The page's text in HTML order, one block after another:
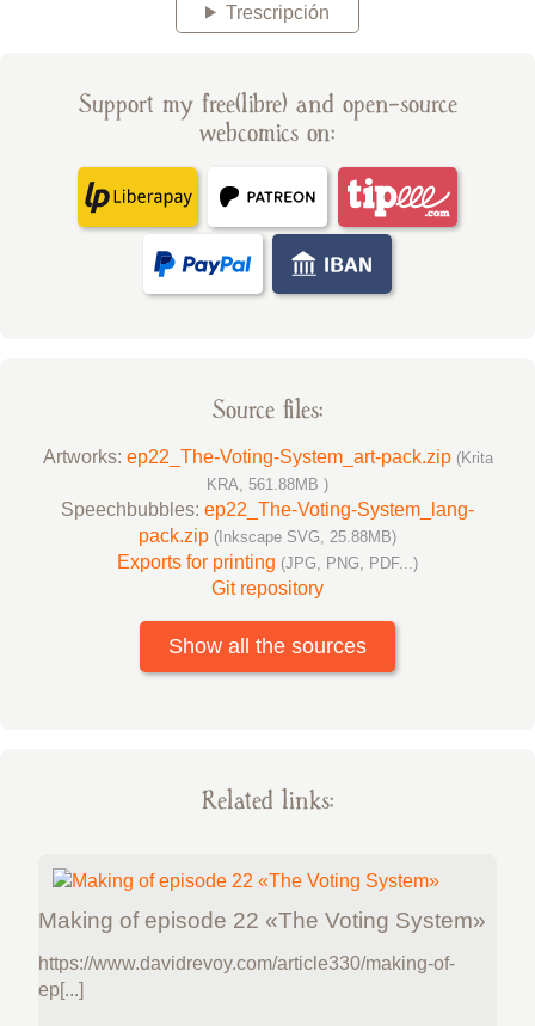
Trescripción
Support my free(libre) and open-source
webcomics on:
Source files:
Artworks: ep22_The-Voting-System_art-pack.zip (Krita
KRA, 561.88MB )
Speechbubbles: ep22_The-Voting-System_lang-
pack.zip (Inkscape SVG, 25.88MB)
Exports for printing (JPG, PNG, PDF...)
Git repository
Show all the sources
Related links:
Making of episode 22 «The Voting System»
https://www.davidrevoy.com/article330/making-of-
ep[...]